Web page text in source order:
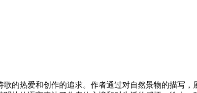
的热爱和创作的追求。作者通过对自然景物的描写